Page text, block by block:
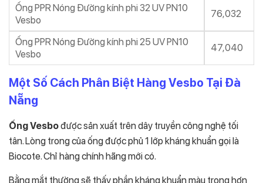
Ống PPR Nóng Đường kính phi 32 UV PN10
Vesbo
76,032
Ống PPR Nóng Đường kính phi 25 UV PN10
Vesbo
47,040
Một Số Cách Phân Biệt Hàng Vesbo Tại Đà
Nẵng
Ống Vesbođược sản xuất trên dây truyền công nghệ tối
tân. Lòng trong của ống được phủ 1 lớp kháng khuẩn gọi là
Biocote. Chỉ hàng chính hãng mới có.
Bằng mắt thường sẽ thấy phần kháng khuẩn màu trong hơn